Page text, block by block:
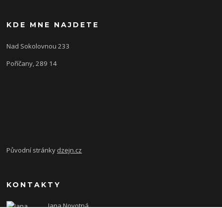
KDE MNE NAJDETE
Nad Sokolovnou 233
Poříčany, 289 14
Původní stránky dzejn.cz
KONTAKTY
Jana Novotná